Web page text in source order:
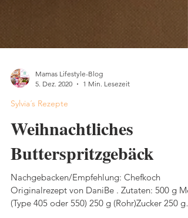
Mamas Lifestyle-Blog
5. Dez. 2020
1 Min. Lesezeit
Sylvia´s Rezepte